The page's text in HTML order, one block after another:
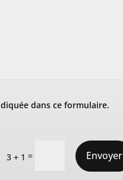
dans ce formulaire.
3 + 1 = Envoyer